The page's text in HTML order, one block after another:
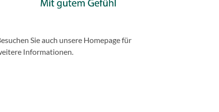
Sie auch unsere Homepage für
Informationen.